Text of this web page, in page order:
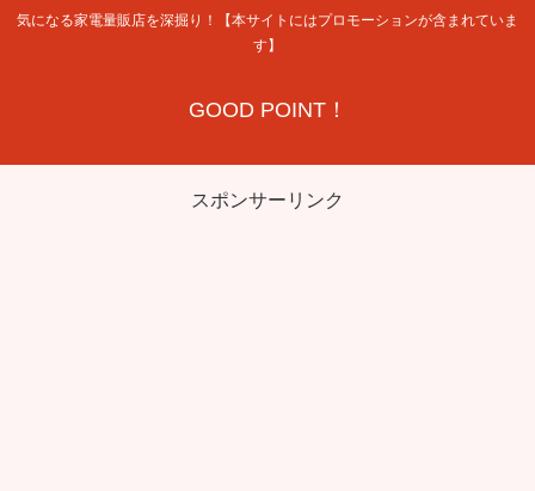
気になる家電量販店を深掘り！【本サイトにはプロモーションが含まれていま
す】
GOOD POINT！
スポンサーリンク